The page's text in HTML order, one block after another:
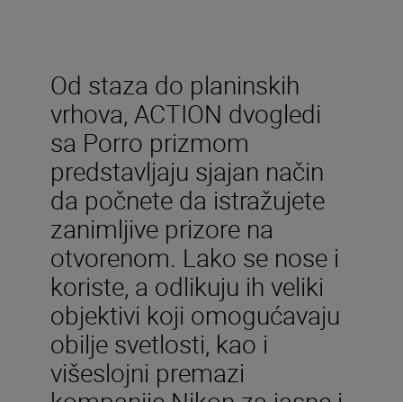
Od staza do planinskih
vrhova, ACTION dvogledi
sa Porro prizmom
predstavljaju sjajan način
da počnete da istražujete
zanimljive prizore na
otvorenom. Lako se nose i
koriste, a odlikuju ih veliki
objektivi koji omogućavaju
obilje svetlosti, kao i
višeslojni premazi